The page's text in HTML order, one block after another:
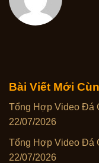
Bài Viết Mới
Tổng Hợp Video Đá
22/07/2026
Tổng Hợp Video Đá
22/07/2026